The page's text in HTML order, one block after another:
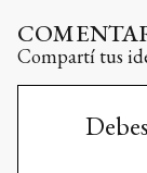
Compartí tus